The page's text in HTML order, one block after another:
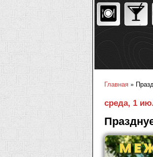
Главная »
среда, 1